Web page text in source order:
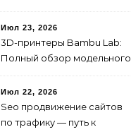
без лишних переплат
Июл 23, 2026
3D-принтеры Bambu Lab:
Полный обзор модельного
года
Июл 22, 2026
Seo продвижение сайтов
по трафику — путь к